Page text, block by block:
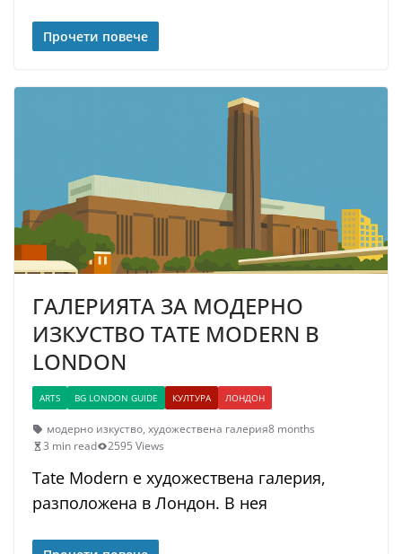
Прочети повече
ГАЛЕРИЯТА ЗА МОДЕРНО
ИЗКУСТВО TATE MODERN В
LONDON
ARTS BG LONDON GUIDE КУЛТУРА ЛОНДОН
модерно изкуство, художествена галерия8 months
3 min read
2595 Views
Tate Modern е художествена галерия,
разположена в Лондон. В нея